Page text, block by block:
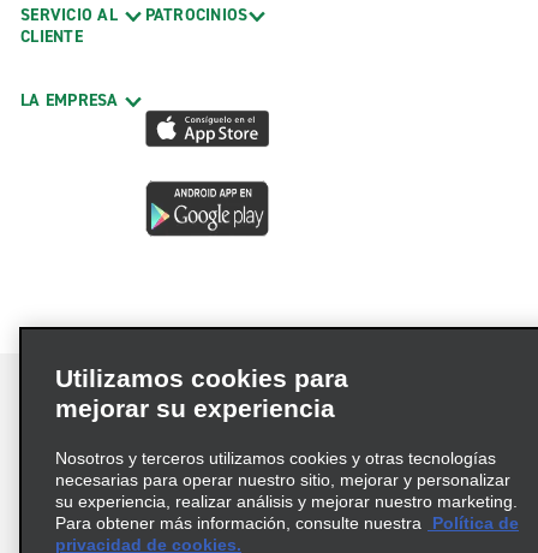
SERVICIO AL
CLIENTE
LA EMPRESA
PATROCINIOS
Términos de uso
Política de privacidad
Política de cookies
Información de Salud del Consumidor
Utilizamos cookies para
mejorar su experiencia
Nosotros y terceros utilizamos cookies y otras tecnologías
necesarias para operar nuestro sitio, mejorar y personalizar
su experiencia, realizar análisis y mejorar nuestro marketing.
Para obtener más información, consulte nuestra
Política de
privacidad de cookies.